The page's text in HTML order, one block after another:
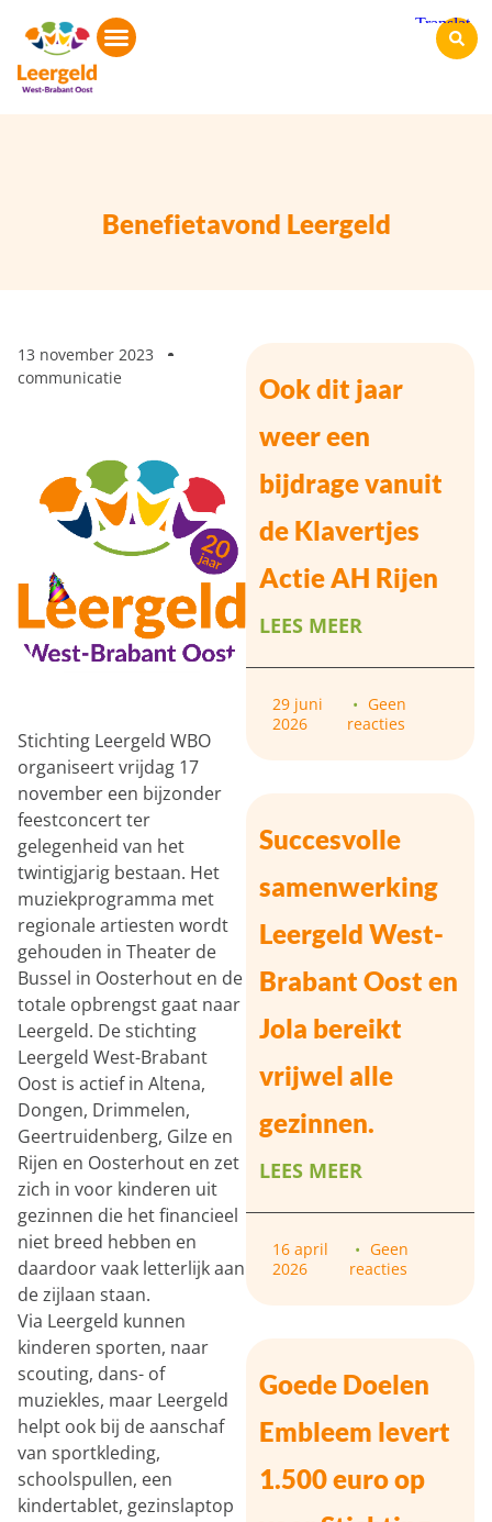
Benefietavond Leergeld
13 november 2023
communicatie
Stichting Leergeld WBO
organiseert vrijdag 17
november een bijzonder
feestconcert ter
gelegenheid van het
twintigjarig bestaan. Het
muziekprogramma met
regionale artiesten wordt
gehouden in Theater de
Bussel in Oosterhout en de
totale opbrengst gaat naar
Leergeld. De stichting
Leergeld West-Brabant
Oost is actief in Altena,
Dongen, Drimmelen,
Geertruidenberg, Gilze en
Rijen en Oosterhout en zet
zich in voor kinderen uit
gezinnen die het financieel
niet breed hebben en
daardoor vaak letterlijk aan
de zijlaan staan.
Via Leergeld kunnen
kinderen sporten, naar
scouting, dans- of
muziekles, maar Leergeld
helpt ook bij de aanschaf
van sportkleding,
schoolspullen, een
kindertablet, gezinslaptop
Ook dit jaar
weer een
bijdrage vanuit
de Klavertjes
Actie AH Rijen
LEES MEER
29 juni
2026
Geen
reacties
Succesvolle
samenwerking
Leergeld West-
Brabant Oost en
Jola bereikt
vrijwel alle
gezinnen.
LEES MEER
16 april
2026
Geen
reacties
Goede Doelen
Embleem levert
1.500 euro op